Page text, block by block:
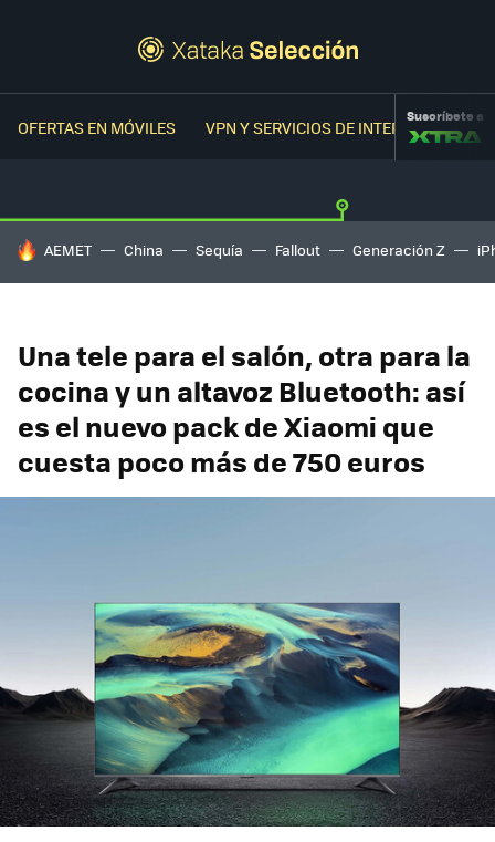
OFERTAS EN MÓVILES VPN Y SERVICIOS DE INTERNETSuscríbete a
HOY SE HABLA DE
AEMET China Sequía Fallout Generación Z
Una tele para el salón, otra para la
cocina y un altavoz Bluetooth: así
es el nuevo pack de Xiaomi que
cuesta poco más de 750 euros